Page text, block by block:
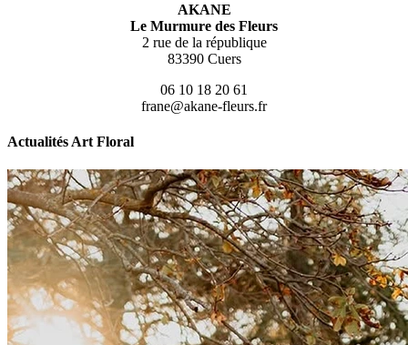
AKANE
Le Murmure des Fleurs
2 rue de la république
83390 Cuers
06 10 18 20 61
frane@akane-fleurs.fr
Actualités Art Floral